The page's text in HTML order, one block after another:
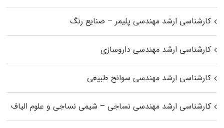
کارشناسی ارشد مهندسی پلیمر – صنایع رنگ
کارشناسی ارشد مهندسی داروسازی
کارشناسی ارشد مهندسی سوانح طبیعی
کارشناسی ارشد مهندسی نساجی – شیمی نساجی و علوم الیاف